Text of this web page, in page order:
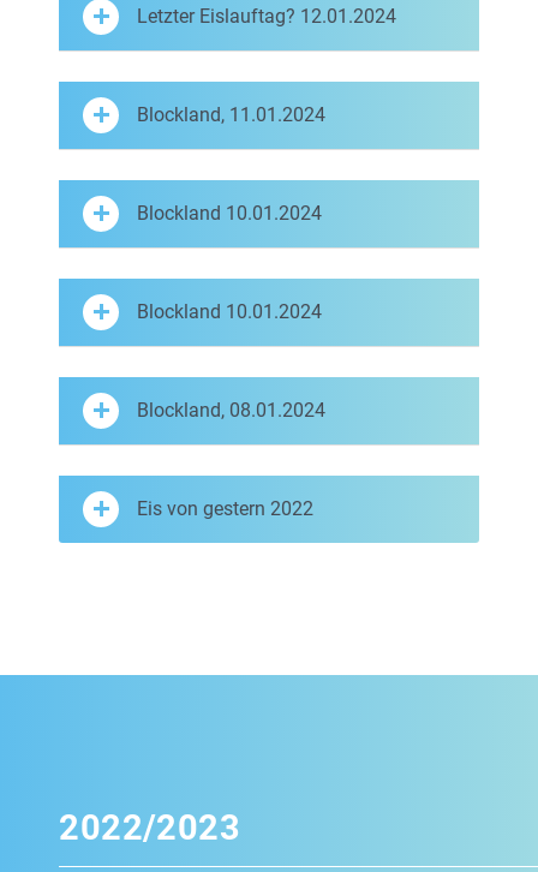
Letzter Eislauftag? 12.01.2024
Blockland, 11.01.2024
Blockland 10.01.2024
Blockland 10.01.2024
Blockland, 08.01.2024
Eis von gestern 2022
2022/2023